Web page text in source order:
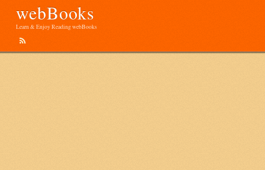
webBooks
Learn & Enjoy Reading webBooks